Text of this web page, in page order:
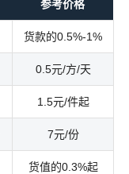
参考价格
货款的0.5%-1%
0.5元/方/天
1.5元/件起
7元/份
货值的0.3%起